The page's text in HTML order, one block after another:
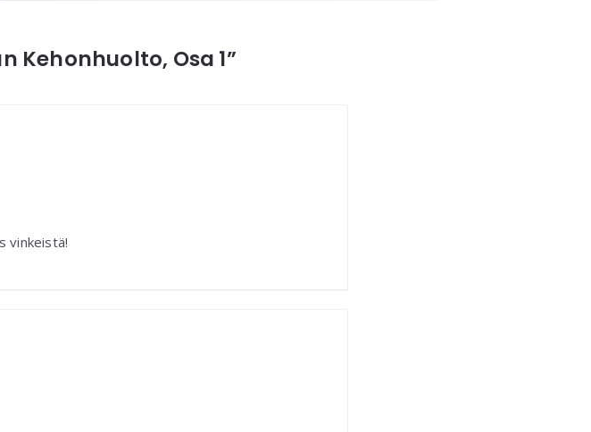
Kehonhuolto, Osa 1”
vinkeistä!